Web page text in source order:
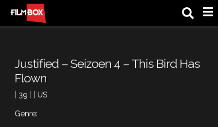
Justified – Seizoen 4 – This Bird Has
Flown
| 39 | | US
Genre: